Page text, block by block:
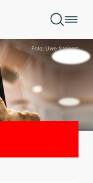
Foto: Uwe Steinert